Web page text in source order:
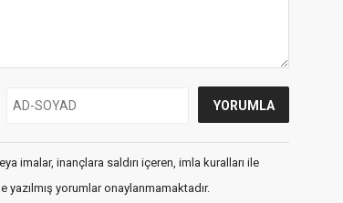
imalar, inançlara saldırı içeren, imla kuralları ile
yazılmış yorumlar onaylanmamaktadır.